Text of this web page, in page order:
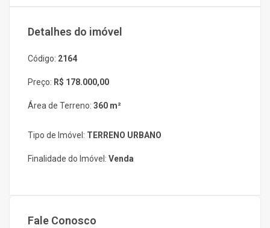
Detalhes do imóvel
Código: 2164
Preço: R$ 178.000,00
Área de Terreno: 360 m²
Tipo de Imóvel: TERRENO URBANO
Finalidade do Imóvel: Venda
Fale Conosco